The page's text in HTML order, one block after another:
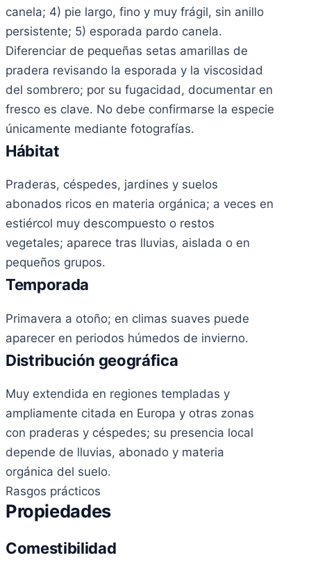
canela; 4) pie largo, fino y muy frágil, sin anillo
persistente; 5) esporada pardo canela.
Diferenciar de pequeñas setas amarillas de
pradera revisando la esporada y la viscosidad
del sombrero; por su fugacidad, documentar en
fresco es clave. No debe confirmarse la especie
únicamente mediante fotografías.
Hábitat
Praderas, céspedes, jardines y suelos
abonados ricos en materia orgánica; a veces en
estiércol muy descompuesto o restos
vegetales; aparece tras lluvias, aislada o en
pequeños grupos.
Temporada
Primavera a otoño; en climas suaves puede
aparecer en periodos húmedos de invierno.
Distribución geográfica
Muy extendida en regiones templadas y
ampliamente citada en Europa y otras zonas
con praderas y céspedes; su presencia local
depende de lluvias, abonado y materia
orgánica del suelo.
Rasgos prácticos
Propiedades
Comestibilidad